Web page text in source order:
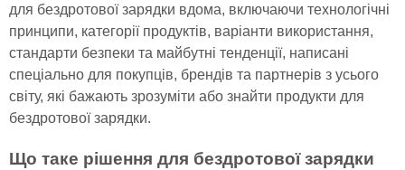
для бездротової зарядки вдома, включаючи технологічні
принципи, категорії продуктів, варіанти використання,
стандарти безпеки та майбутні тенденції, написані
спеціально для покупців, брендів та партнерів з усього
світу, які бажають зрозуміти або знайти продукти для
бездротової зарядки.
Що таке рішення для бездротової зарядки